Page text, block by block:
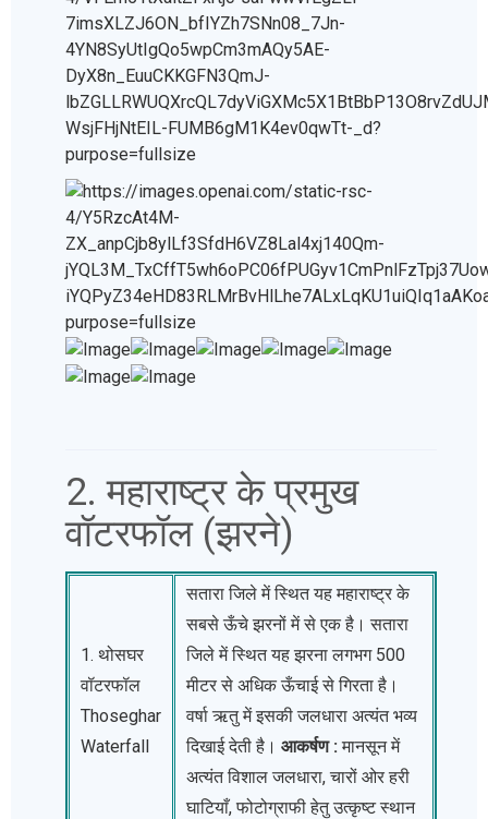
2. महाराष्ट्र के प्रमुख
वॉटरफॉल (झरने)
1. थोसघर
वॉटरफॉल
Thoseghar
Waterfall
सतारा जिले में स्थित यह महाराष्ट्र के
सबसे ऊँचे झरनों में से एक है। सतारा
जिले में स्थित यह झरना लगभग 500
मीटर से अधिक ऊँचाई से गिरता है।
वर्षा ऋतु में इसकी जलधारा अत्यंत भव्य
दिखाई देती है। आकर्षण :मानसून में
अत्यंत विशाल जलधारा, चारों ओर हरी
घाटियाँ, फोटोग्राफी हेतु उत्कृष्ट स्थान